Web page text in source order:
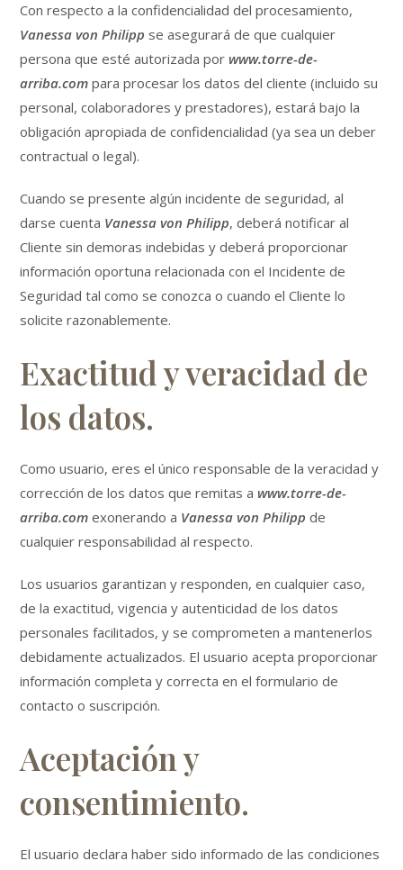
Con respecto a la confidencialidad del procesamiento,
Vanessa von Philipp se asegurará de que cualquier
persona que esté autorizada por www.torre-de-
arriba.com para procesar los datos del cliente (incluido su
personal, colaboradores y prestadores), estará bajo la
obligación apropiada de confidencialidad (ya sea un deber
contractual o legal).
Cuando se presente algún incidente de seguridad, al
darse cuenta Vanessa von Philipp, deberá notificar al
Cliente sin demoras indebidas y deberá proporcionar
información oportuna relacionada con el Incidente de
Seguridad tal como se conozca o cuando el Cliente lo
solicite razonablemente.
Exactitud y veracidad de
los datos.
Como usuario, eres el único responsable de la veracidad y
corrección de los datos que remitas a www.torre-de-
arriba.com exonerando a Vanessa von Philipp de
cualquier responsabilidad al respecto.
Los usuarios garantizan y responden, en cualquier caso,
de la exactitud, vigencia y autenticidad de los datos
personales facilitados, y se comprometen a mantenerlos
debidamente actualizados. El usuario acepta proporcionar
información completa y correcta en el formulario de
contacto o suscripción.
Aceptación y
consentimiento.
El usuario declara haber sido informado de las condiciones